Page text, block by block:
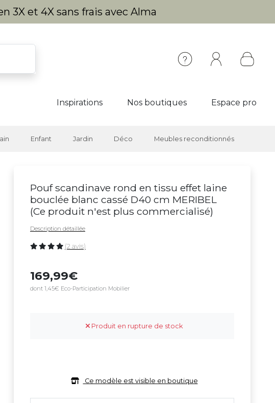
3X et 4X sans frais avec Alma
Inspirations Nos boutiques Espace pro
Enfant Jardin Déco Meubles reconditionnés
Pouf scandinave rond en tissu effet laine
bouclée blanc cassé D40 cm MERIBEL
(Ce produit n'est plus commercialisé)
Description détaillée
(2 avis)
169,99
dont 1,45€ Eco-Participation Mobilier
Produit en rupture de stock
Ce modèle est visible en boutique